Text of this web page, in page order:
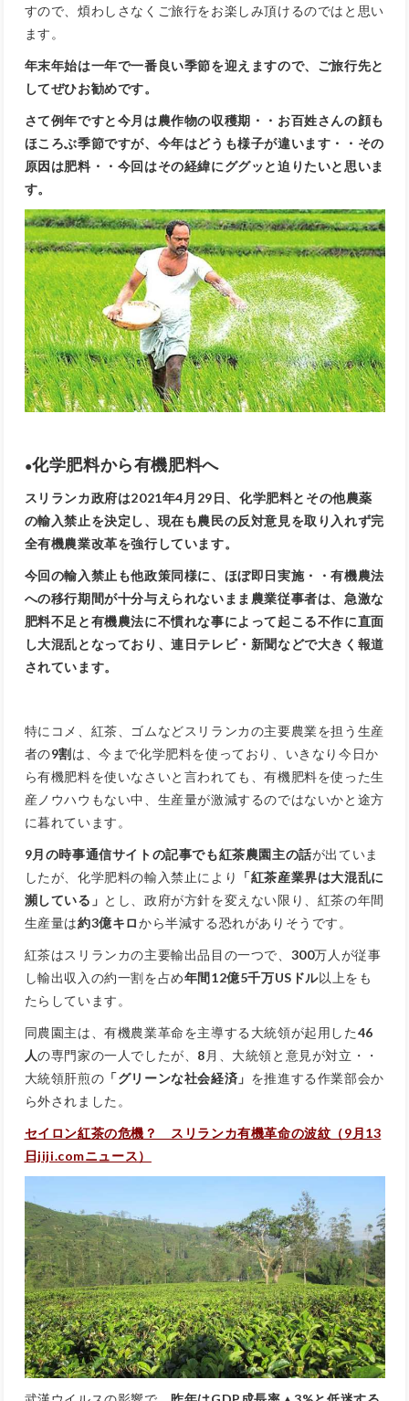
すので、煩わしさなくご旅行をお楽しみ頂けるのではと思い
ます。
年末年始は一年で一番良い季節を迎えますので、ご旅行先と
してぜひお勧めです。
さて例年ですと今月は農作物の収穫期・・お百姓さんの顔も
ほころぶ季節ですが、今年はどうも様子が違います・・その
原因は肥料・・今回はその経緯にググッと迫りたいと思いま
す。
●化学肥料から有機肥料へ
スリランカ政府は2021年4月29日、化学肥料とその他農薬
の輸入禁止を決定し、現在も農民の反対意見を取り入れず完
全有機農業改革を強行しています。
今回の輸入禁止も他政策同様に、ほぼ即日実施・・有機農法
への移行期間が十分与えられないまま農業従事者は、急激な
肥料不足と有機農法に不慣れな事によって起こる不作に直面
し大混乱となっており、連日テレビ・新聞などで大きく報道
されています。
特にコメ、紅茶、ゴムなどスリランカの主要農業を担う生産
者の9割は、今まで化学肥料を使っており、いきなり今日か
ら有機肥料を使いなさいと言われても、有機肥料を使った生
産ノウハウもない中、生産量が激減するのではないかと途方
に暮れています。
9月の時事通信サイトの記事でも紅茶農園主の話が出ていま
したが、化学肥料の輸入禁止により
「紅茶産業界は大混乱に
瀕している」 とし、政府が方針を変えない限り、紅茶の年間
生産量は約3億キロから半減する恐れがありそうです。
紅茶はスリランカの主要輸出品目の一つで、 300万人が従事
し輸出収入の約一割を占め年間12億5千万USドル以上をも
たらしています。
同農園主は、有機農業革命を主導する大統領が起用した46
人の専門家の一人でしたが、 8 月、大統領と意見が対立・・
大統領肝煎の 「グリーンな社会経済」 を推進する作業部会か
ら外されました。
セイロン紅茶の危機？ スリランカ有機革命の波紋（9月13
日jiji.comニュース）